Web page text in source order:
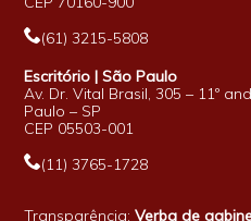
(61) 3215-5808
Escritório | São Paulo
Av. Dr. Vital Brasil, 305 – 11º
Paulo – SP
CEP 05503-001
(11) 3765-1728
Transparência:Verba de